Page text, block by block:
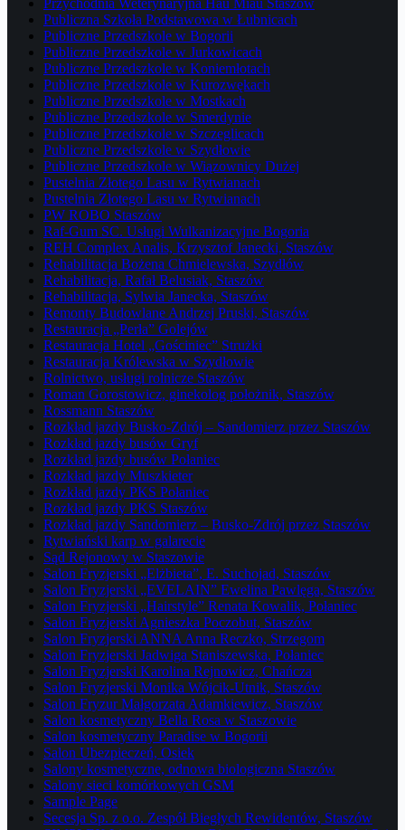
Przychodnia Weterynaryjna Hau Miau Staszów
Publiczna Szkoła Podstawowa w Łubnicach
Publiczne Przedszkole w Bogorii
Publiczne Przedszkole w Jurkowicach
Publiczne Przedszkole w Koniemłotach
Publiczne Przedszkole w Kurozwękach
Publiczne Przedszkole w Mostkach
Publiczne Przedszkole w Smerdynie
Publiczne Przedszkole w Szczeglicach
Publiczne Przedszkole w Szydłowie
Publiczne Przedszkole w Wiązownicy Dużej
Pustelnia Złotego Lasu w Rytwianach
Pustelnia Złotego Lasu w Rytwianach
PW ROBO Staszów
Raf-Gum SC. Usługi Wulkanizacyjne Bogoria
REH Complex Analis, Krzysztof Janecki, Staszów
Rehabilitacja Bożena Chmielewska, Szydłów
Rehabilitacja, Rafał Belusiak, Staszów
Rehabilitacja, Sylwia Janecka, Staszów
Remonty Budowlane Andrzej Pruski, Staszów
Restauracja „Perła” Golejów
Restauracja Hotel „Gościniec” Strużki
Restauracja Królewska w Szydłowie
Rolnictwo, usługi rolnicze Staszów
Roman Gorostowicz, ginekolog położnik, Staszów
Rossmann Staszów
Rozkład jazdy Busko-Zdrój – Sandomierz przez Staszów
Rozkład jazdy busów Gryf
Rozkład jazdy busów Połaniec
Rozkład jazdy Muszkieter
Rozkład jazdy PKS Połaniec
Rozkład jazdy PKS Staszów
Rozkład jazdy Sandomierz – Busko-Zdrój przez Staszów
Rytwiański karp w galarecie
Sąd Rejonowy w Staszowie
Salon Fryzjerski „Elżbieta”, E. Suchojad, Staszów
Salon Fryzjerski „EVELAIN” Ewelina Pawlęga, Staszów
Salon Fryzjerski „Hairstyle” Renata Kowalik, Połaniec
Salon Fryzjerski Agnieszka Poczobut, Staszów
Salon Fryzjerski ANNA Anna Reczko, Strzegom
Salon Fryzjerski Jadwiga Staniszewska, Połaniec
Salon Fryzjerski Karolina Rejnowicz, Chańcza
Salon Fryzjerski Monika Wójcik-Utnik, Staszów
Salon Fryzur Małgorzata Adamkiewicz, Staszów
Salon kosmetyczny Bella Rosa w Staszowie
Salon kosmetyczny Paradise w Bogorii
Salon Ubezpieczeń, Osiek
Salony kosmetyczne, odnowa biologiczna Staszów
Salony sieci komórkowych GSM
Sample Page
Secesja Sp. z o.o. Zespół Biegłych Rewidentów, Staszów